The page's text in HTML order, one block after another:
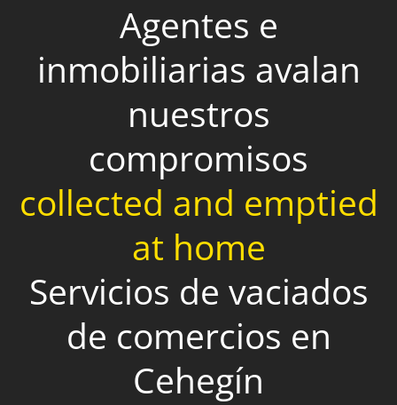
Agentes e
inmobiliarias avalan
nuestros
compromisos
collected and emptied
at home
Servicios de vaciados
de comercios en
Cehegín